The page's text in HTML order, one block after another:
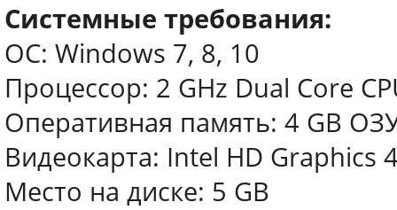
Системные требования:
ОС: Windows 7, 8, 10
Процессор: 2 GHz Dual Core
Оперативная память: 4 GB
Видеокарта: Intel HD Graphics
Место на диске: 5 GB